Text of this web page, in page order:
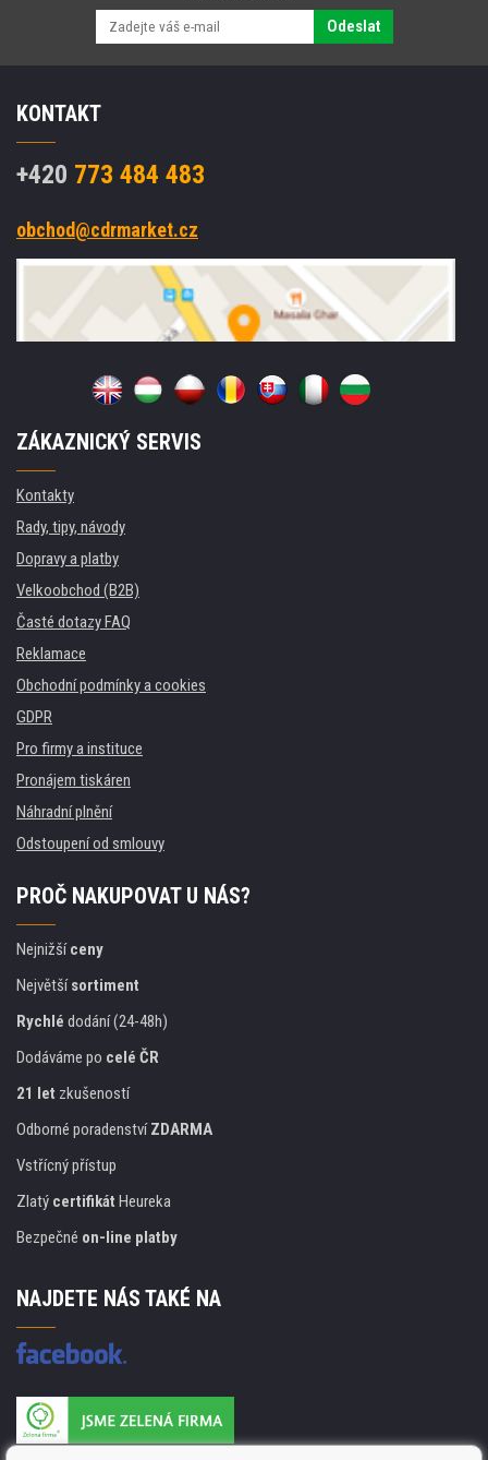
Odeslat
KONTAKT
+420 773 484 483
obchod@cdrmarket.cz
ZÁKAZNICKÝ SERVIS
Kontakty
Rady, tipy, návody
Dopravy a platby
Velkoobchod (B2B)
Časté dotazy FAQ
Reklamace
Obchodní podmínky a cookies
GDPR
Pro firmy a instituce
Pronájem tiskáren
Náhradní plnění
Odstoupení od smlouvy
PROČ NAKUPOVAT U NÁS?
Nejnižšíceny
Největšísortiment
Rychlé dodání (24-48h)
Dodáváme po celé ČR
21 let zkušeností
Odborné poradenstvíZDARMA
Vstřícný přístup
Zlatý certifikát Heureka
Bezpečné on-line platby
NAJDETE NÁS TAKÉ NA